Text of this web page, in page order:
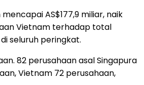
AS$177,9 miliar, naik
Vietnam terhadap total
seluruh peringkat.
82 perusahaan asal Singapura
Vietnam 72 perusahaan,